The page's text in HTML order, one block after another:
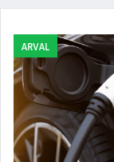
ARVAL